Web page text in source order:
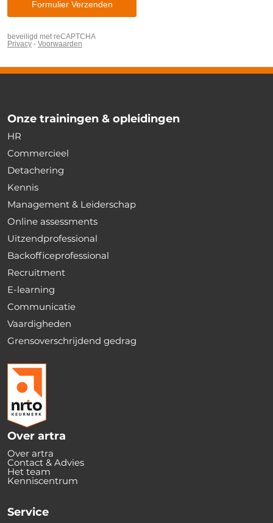
Onze trainingen & opleidingen
HR
Commercieel
Detachering
Kennis
Management & Leiderschap
Online assessments
Uitzendprofessional
Backofficeprofessional
Recruitment
E-learning
Communicatie
Vaardigheden
Grensoverschrijdend gedrag
Over artra
Over artra
Contact & Advies
Het team
Kenniscentrum
Service